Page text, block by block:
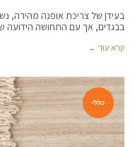
בעידן של צריכת אופנה מהירה,
בבגדים, אך עם התחושה הידועה
קרא עוד ←
כללי